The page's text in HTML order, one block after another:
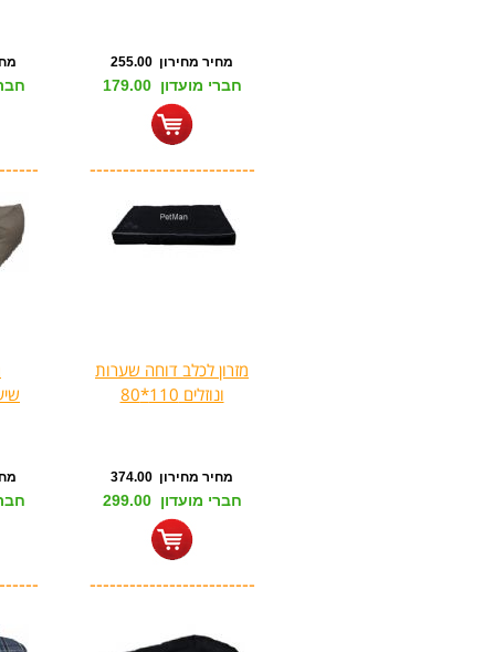
מחיר מחירון 255.00
חברי מועדון 179.00
-------------------------
מזרון לכלב דוחה שערות
ונוזלים 110*80
מחיר מחירון 374.00
חברי מועדון 299.00
-------------------------